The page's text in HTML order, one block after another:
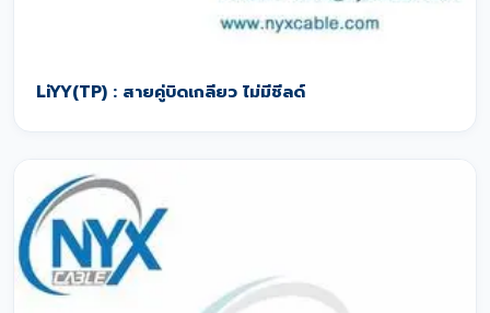
LiYY(TP) : สายคู่บิดเกลียว ไม่มีชีลด์